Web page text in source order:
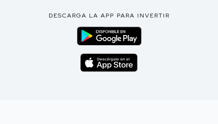
DESCARGA LA APP PARA INVERTIR